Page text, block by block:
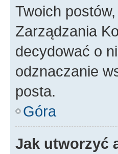
Twoich
Zarządzania
decydować o
odznaczanie
posta.
Góra
Jak utworzyć